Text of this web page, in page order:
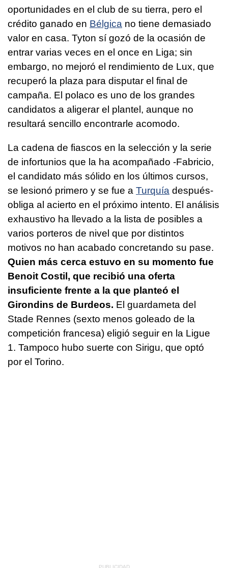
oportunidades en el club de su tierra, pero el
crédito ganado en Bélgica no tiene demasiado
valor en casa. Tyton sí gozó de la ocasión de
entrar varias veces en el once en Liga; sin
embargo, no mejoró el rendimiento de Lux, que
recuperó la plaza para disputar el final de
campaña. El polaco es uno de los grandes
candidatos a aligerar el plantel, aunque no
resultará sencillo encontrarle acomodo.
La cadena de fiascos en la selección y la serie
de infortunios que la ha acompañado -Fabricio,
el candidato más sólido en los últimos cursos,
se lesionó primero y se fue a Turquía después-
obliga al acierto en el próximo intento. El análisis
exhaustivo ha llevado a la lista de posibles a
varios porteros de nivel que por distintos
motivos no han acabado concretando su pase.
Quien más cerca estuvo en su momento fue
Benoit Costil, que recibió una oferta
insuficiente frente a la que planteó el
Girondins de Burdeos. El guardameta del
Stade Rennes (sexto menos goleado de la
competición francesa) eligió seguir en la Ligue
1. Tampoco hubo suerte con Sirigu, que optó
por el Torino.